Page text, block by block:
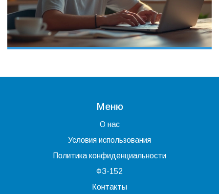
Меню
О нас
Условия использования
Политика конфиденциальности
ФЗ-152
Контакты